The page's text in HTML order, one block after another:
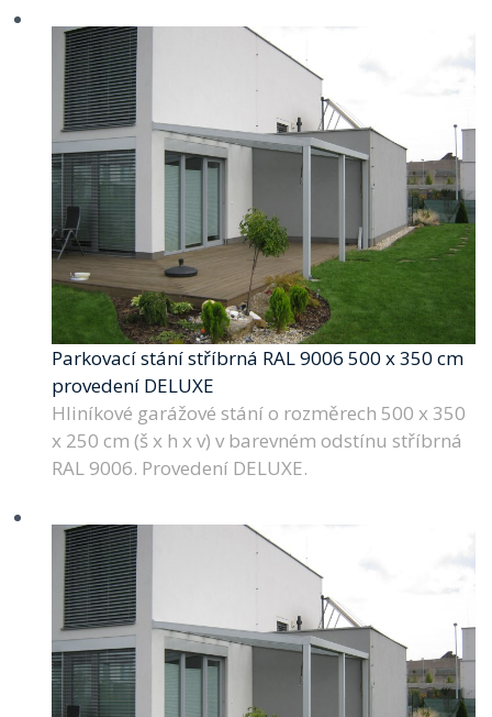
Parkovací stání stříbrná RAL 9006 500 x 350 cm
provedení DELUXE
Hliníkové garážové stání o rozměrech 500 x 350
x 250 cm (š x h x v) v barevném odstínu stříbrná
RAL 9006. Provedení DELUXE.